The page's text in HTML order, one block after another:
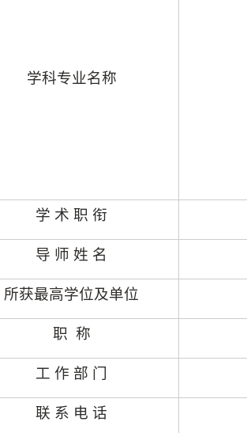
学科专业名称
学 术 职 衔
导 师 姓 名
所获最高学位及单位
职 称
工 作 部 门
联 系 电 话